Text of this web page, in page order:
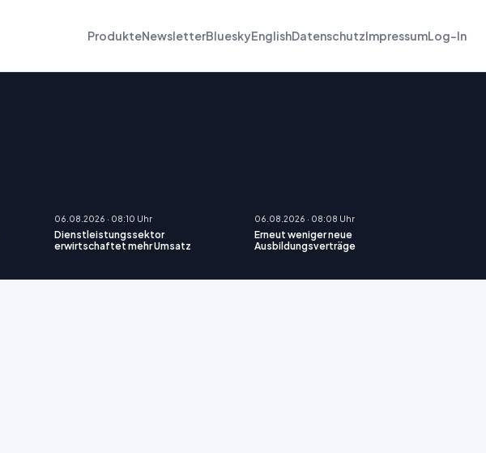
ProdukteNewsletterBlueskyEnglishDatenschutzImpressumLog-In
06.08.2026 · 08:10 Uhr
Dienstleistungssektor
erwirtschaftet mehr Umsatz
06.08.2026 · 08:08 Uhr
Erneut weniger neue
Ausbildungsverträge